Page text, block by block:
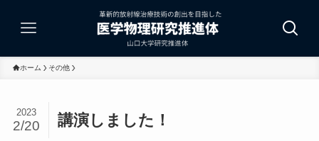
ホーム その他
講演しました！
2023
2/20